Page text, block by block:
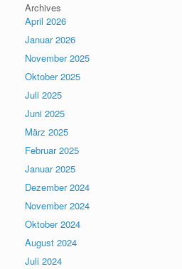
Archives
April 2026
Januar 2026
November 2025
Oktober 2025
Juli 2025
Juni 2025
März 2025
Februar 2025
Januar 2025
Dezember 2024
November 2024
Oktober 2024
August 2024
Juli 2024